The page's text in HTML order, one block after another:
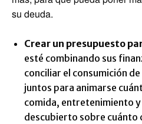
su deuda.
Crear un presupuesto
esté combinando sus
conciliar el consumición
juntos para animarse
comida, entretenimiento y
descubierto sobre cuánto